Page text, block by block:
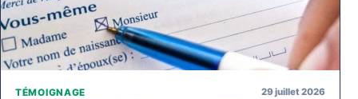
TÉMOIGNAGE 29 juillet 2026